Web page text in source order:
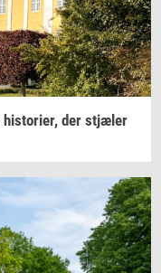
hi­sto­ri­er, der stjæ­ler